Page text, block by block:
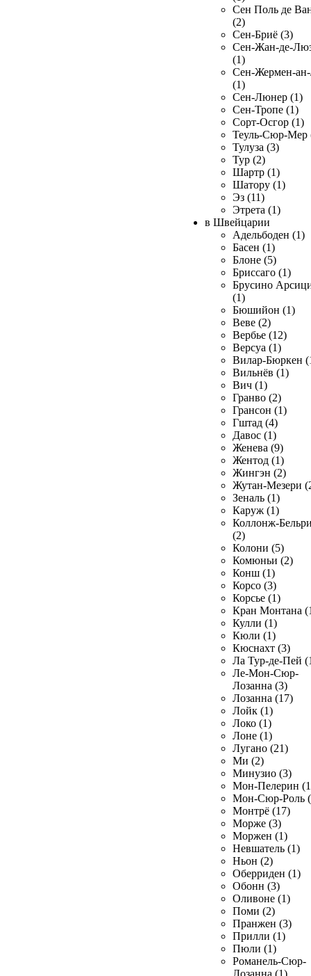
Сен Поль де
(2)
Сен-Бриё (3)
Сен-Жан-де-
(1)
Сен-Жермен-
(1)
Сен-Люнер (1)
Сен-Тропе (1)
Сорт-Осгор (1)
Теуль-Сюр-Мер
Тулуза (3)
Тур (2)
Шартр (1)
Шатору (1)
Эз (11)
Этрета (1)
в Швейцарии
Адельбоден (1)
Басен (1)
Блоне (5)
Бриссаго (1)
Брусино
(1)
Бюшийон (1)
Веве (2)
Вербье (12)
Версуа (1)
Вилар-Бюркен
Вильнёв (1)
Вич (1)
Гранво (2)
Грансон (1)
Гштад (4)
Давос (1)
Женева (9)
Жентод (1)
Жингэн (2)
Жутан-Мезери
Зеналь (1)
Каруж (1)
Коллонж-
(2)
Колони (5)
Комюньи (2)
Конш (1)
Корсо (3)
Корсье (1)
Кран Монтана
Кулли (1)
Кюли (1)
Кюснахт (3)
Ла Тур-де-Пей
Ле-Мон-Сюр-
Лозанна (3)
Лозанна (17)
Лойк (1)
Локо (1)
Лоне (1)
Лугано (21)
Ми (2)
Минузио (3)
Мон-Пелерин
Мон-Сюр-Роль
Монтрё (17)
Морже (3)
Моржен (1)
Невшатель (1)
Ньон (2)
Оберриден (1)
Обонн (3)
Оливоне (1)
Поми (2)
Пранжен (3)
Прилли (1)
Пюли (1)
Романель-Сюр-
Лозанна (1)